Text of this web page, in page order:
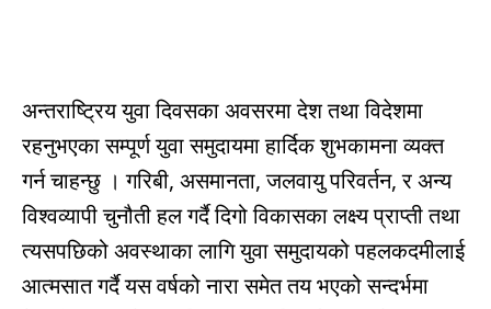
अन्तराष्ट्रिय युवा दिवसका अवसरमा देश तथा विदेशमा
रहनुभएका सम्पूर्ण युवा समुदायमा हार्दिक शुभकामना व्यक्त
गर्न चाहन्छु । गरिबी, असमानता, जलवायु परिवर्तन, र अन्य
विश्वव्यापी चुनौती हल गर्दै दिगो विकासका लक्ष्य प्राप्ती तथा
त्यसपछिको अवस्थाका लागि युवा समुदायको पहलकदमीलाई
आत्मसात गर्दै यस वर्षको नारा समेत तय भएको सन्दर्भमा